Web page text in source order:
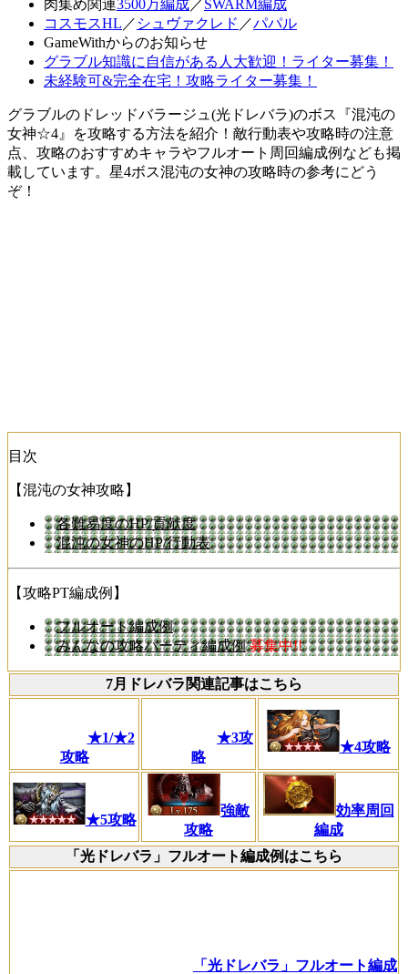
肉集め関連3500万編成／SWARM編成
コスモスHL ／ シュヴァクレド ／パパル
GameWithからのお知らせ
グラブル知識に自信がある人大歓迎！ライター募集！
未経験可&完全在宅！攻略ライター募集！
グラブルのドレッドバラージュ(光ドレバラ)のボス『混沌の
女神☆4』を攻略する方法を紹介！敵行動表や攻略時の注意
点、攻略のおすすめキャラやフルオート周回編成例なども掲
載しています。星4ボス混沌の女神の攻略時の参考にどう
ぞ！
目次
【混沌の女神攻略】
各難易度のHP/貢献度
混沌の女神のHP/行動表
【攻略PT編成例】
フルオート編成例
みんなの攻略パーティ編成例 募集中!!
7月ドレバラ関連記事はこちら
★1/★2
攻略
★3攻
略
★4攻略
★5攻略
強敵
攻略
効率周回
編成
「光ドレバラ」フルオート編成例はこちら
「光ドレバラ」フルオート編成